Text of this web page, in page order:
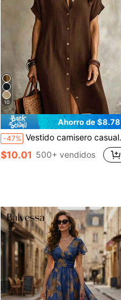
10
Ahorro de $8.78
-47% Vestido camisero casual de mujer en color marfil tejido, con cuello, manga corta, diseño de botones delanteros, dobladillo asimétrico, largo hasta la rodilla, elegante, lujo silencioso de verano, estilo sin esfuerzo
$10.01 500+ vendidos